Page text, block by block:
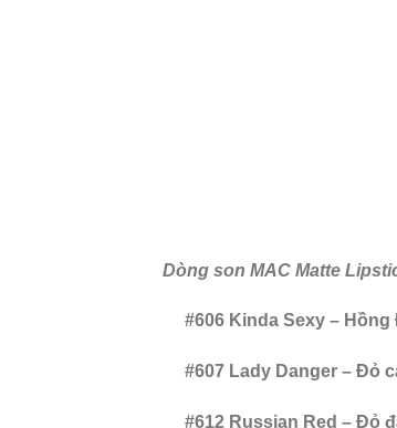
Dòng son MAC Matte
#606 Kinda Sexy – Hồng
#607 Lady Danger – Đỏ
#612 Russian Red – Đỏ